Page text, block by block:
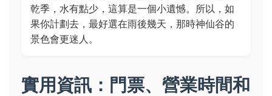
乾季，水有點少，這算是一個小遺憾。所以，如
果你計劃去，最好選在雨後幾天，那時神仙谷的
景色會更迷人。
實用資訊：門票、營業時間和